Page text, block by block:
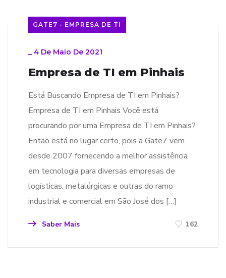
GATE7 - EMPRESA DE TI
_ 4 De Maio De 2021
Empresa de TI em Pinhais
Está Buscando Empresa de TI em Pinhais?
Empresa de TI em Pinhais Você está
procurando por uma Empresa de TI em Pinhais?
Então está no lugar certo, pois a Gate7 vem
desde 2007 fornecendo a melhor assistência
em tecnologia para diversas empresas de
logísticas, metalúrgicas e outras do ramo
industrial e comercial em São José dos […]
Saber Mais 162